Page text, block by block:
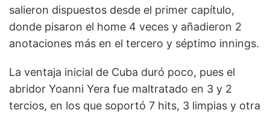
salieron dispuestos desde el primer capítulo,
donde pisaron el home 4 veces y añadieron 2
anotaciones más en el tercero y séptimo innings.
La ventaja inicial de Cuba duró poco, pues el
abridor Yoanni Yera fue maltratado en 3 y 2
tercios, en los que soportó 7 hits, 3 limpias y otra